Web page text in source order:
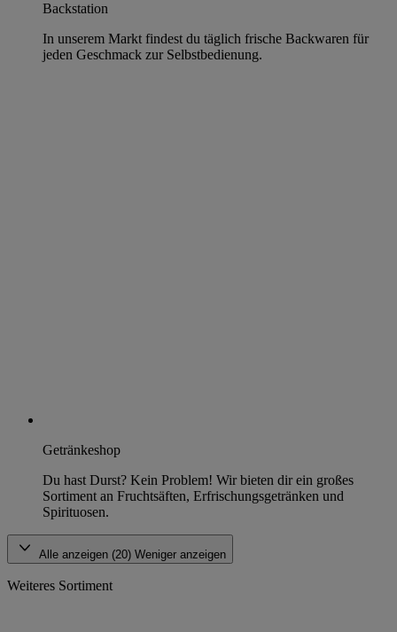
Backstation
In unserem Markt findest du täglich frische Backwaren für
jeden Geschmack zur Selbstbedienung.
Getränkeshop
Du hast Durst? Kein Problem! Wir bieten dir ein großes
Sortiment an Fruchtsäften, Erfrischungsgetränken und
Spirituosen.
Alle anzeigen (20) Weniger anzeigen
Weiteres Sortiment